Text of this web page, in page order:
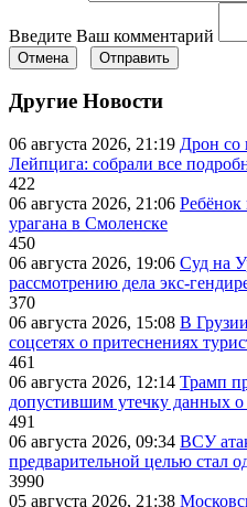
Введите Ваш комментарий
Отмена Отправить
Другие Новости
06 августа 2026, 21:19 Дрон со
Лейпцига: собрали все
422
06 августа 2026, 21:06
урагана в Смоленске
450
06 августа 2026, 19:06 Суд на
рассмотрению дела экс-
370
06 августа 2026, 15:08 В
соцсетях о притеснениях
461
06 августа 2026, 12:14 Трамп
допустившим утечку данных
491
06 августа 2026, 09:34 ВСУ
предварительной целью стал
3990
05 августа 2026, 21:38